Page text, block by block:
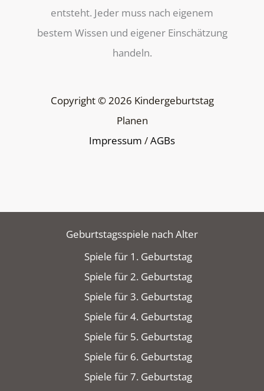
entsteht. Jeder muss nach eigenem
bestem Wissen und eigener Einschätzung
handeln.
Copyright © 2026 Kindergeburtstag
Planen
Impressum /AGBs
Geburtstagsspiele nach Alter
Spiele für 1. Geburtstag
Spiele für 2. Geburtstag
Spiele für 3. Geburtstag
Spiele für 4. Geburtstag
Spiele für 5. Geburtstag
Spiele für 6. Geburtstag
Spiele für 7. Geburtstag